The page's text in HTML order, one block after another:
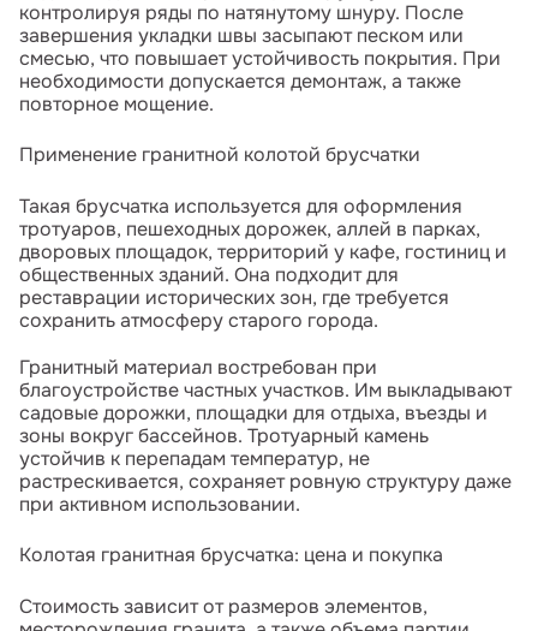
контролируя ряды по натянутому шнуру. После
завершения укладки швы засыпают песком или
смесью, что повышает устойчивость покрытия. При
необходимости допускается демонтаж, а также
повторное мощение.
Применение гранитной колотой брусчатки
Такая брусчатка используется для оформления
тротуаров, пешеходных дорожек, аллей в парках,
дворовых площадок, территорий у кафе, гостиниц и
общественных зданий. Она подходит для
реставрации исторических зон, где требуется
сохранить атмосферу старого города.
Гранитный материал востребован при
благоустройстве частных участков. Им выкладывают
садовые дорожки, площадки для отдыха, въезды и
зоны вокруг бассейнов. Тротуарный камень
устойчив к перепадам температур, не
растрескивается, сохраняет ровную структуру даже
при активном использовании.
Колотая гранитная брусчатка: цена и покупка
Стоимость зависит от размеров элементов,